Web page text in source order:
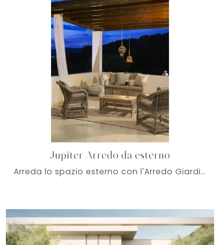
Jupiter Arredo da esterno
Arreda lo spazio esterno con l'Arredo Giardino Bizzotto! Set e divani da giardino in metallo, come il modello Jupiter Arredo da esterno, ti ...